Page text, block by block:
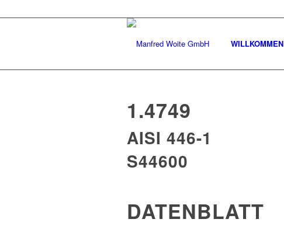
WILLKOMMEN
1.4749
AISI 446-1
S44600
DATENBLATT